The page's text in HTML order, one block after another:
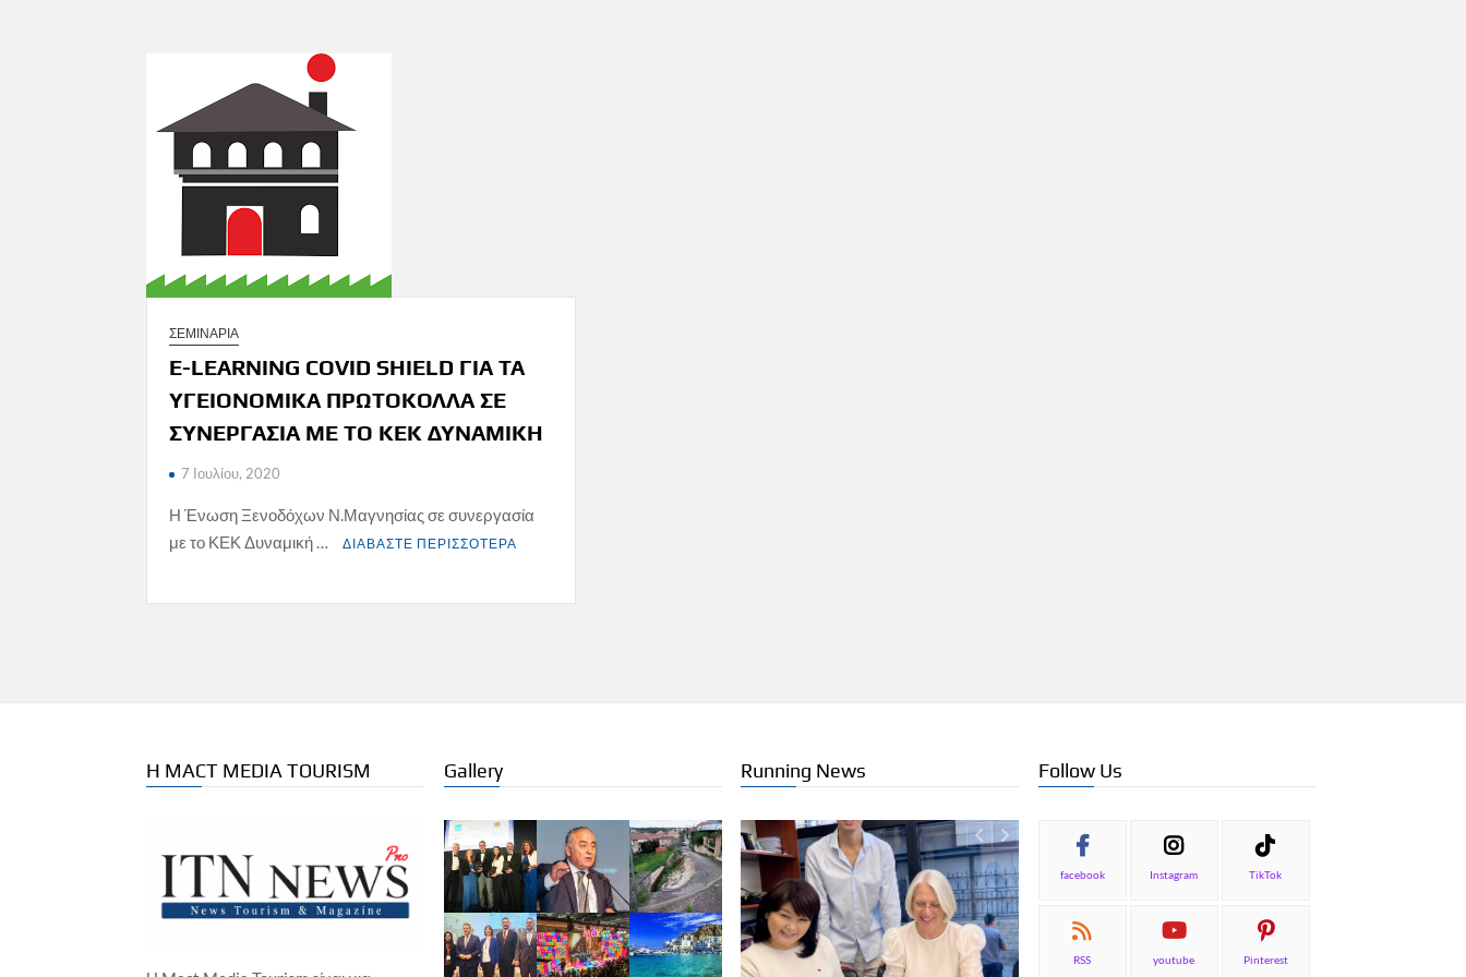
ΣΕΜΙΝΑΡΙΑ
E-LEARNING COVID SHIELD ΓΙΑ ΤΑ
ΥΓΕΙΟΝΟΜΙΚΑ ΠΡΩΤΟΚΟΛΛΑ ΣΕ
ΣΥΝΕΡΓΑΣΙΑ ΜΕ ΤΟ ΚΕΚ ΔΥΝΑΜΙΚΗ
7 Ιουλίου, 2020
Η Ένωση Ξενοδόχων Ν.Μαγνησίας σε συνεργασία
με το ΚΕΚ Δυναμική …
ΔΙΑΒΑΣΤΕ ΠΕΡΙΣΣΟΤΕΡΑ
Η MACT MEDIA TOURISM Gallery Running News Follow Us
facebook Instagram TikTok
RSS youtube Pinterest